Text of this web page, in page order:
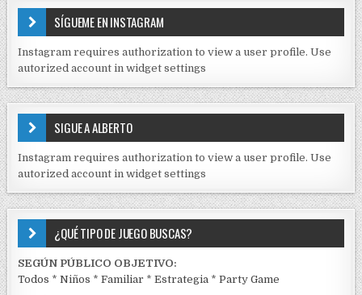
I
D
S
E
J
C
K
SÍGUEME EN INSTAGRAM
Instagram requires authorization to view a user profile. Use
autorized account in widget settings
SIGUE A ALBERTO
Instagram requires authorization to view a user profile. Use
autorized account in widget settings
¿QUÉ TIPO DE JUEGO BUSCAS?
SEGÚN PÚBLICO OBJETIVO:
Todos *Niños *Familiar *Estrategia *Party Game